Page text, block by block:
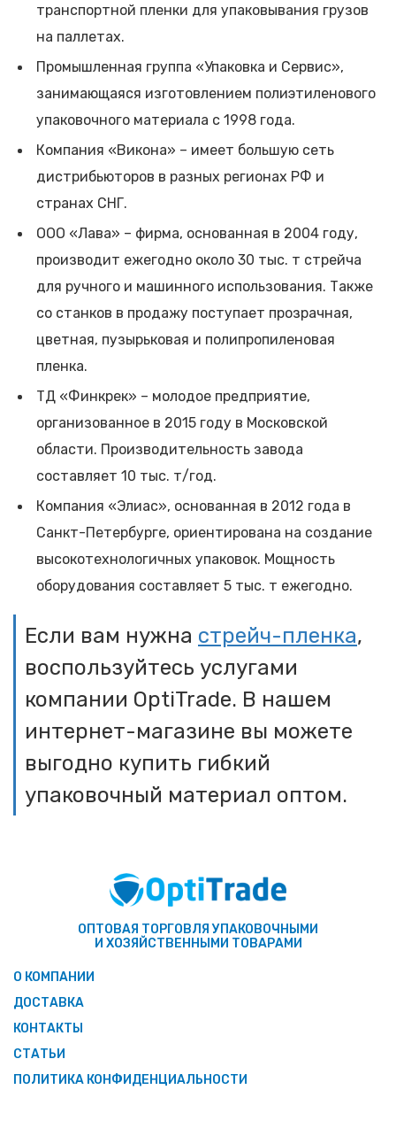
транспортной пленки для упаковывания грузов
на паллетах.
Промышленная группа «Упаковка и Сервис»,
занимающаяся изготовлением полиэтиленового
упаковочного материала с 1998 года.
Компания «Викона» – имеет большую сеть
дистрибьюторов в разных регионах РФ и
странах СНГ.
ООО «Лава» – фирма, основанная в 2004 году,
производит ежегодно около 30 тыс. т стрейча
для ручного и машинного использования. Также
со станков в продажу поступает прозрачная,
цветная, пузырьковая и полипропиленовая
пленка.
ТД «Финкрек» – молодое предприятие,
организованное в 2015 году в Московской
области. Производительность завода
составляет 10 тыс. т/год.
Компания «Элиас», основанная в 2012 года в
Санкт-Петербурге, ориентирована на создание
высокотехнологичных упаковок. Мощность
оборудования составляет 5 тыс. т ежегодно.
Если вам нужна стрейч-пленка,
воспользуйтесь услугами
компании OptiTrade. В нашем
интернет-магазине вы можете
выгодно купить гибкий
упаковочный материал оптом.
ОПТОВАЯ ТОРГОВЛЯ УПАКОВОЧНЫМИ
И ХОЗЯЙСТВЕННЫМИ ТОВАРАМИ
О КОМПАНИИ
ДОСТАВКА
КОНТАКТЫ
СТАТЬИ
ПОЛИТИКА КОНФИДЕНЦИАЛЬНОСТИ